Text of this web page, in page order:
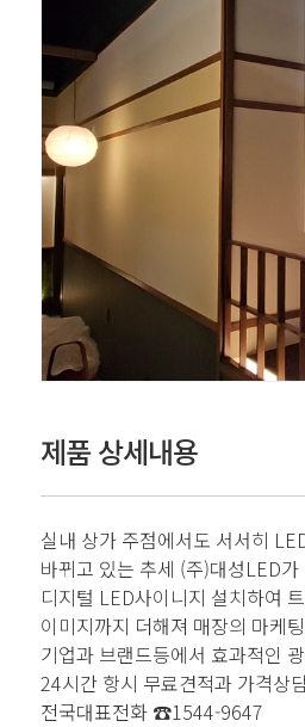
제품 상세내용
실내 상가 주점에서도 서서히
바뀌고 있는 추세 (주)대성LED
디지털 LED사이니지 설치하여
이미지까지 더해져 매장의 마케
기업과 브랜드등에서 효과적인
24시간 항시 무료견적과 가격상
전국대표전화 ☎1544-9647